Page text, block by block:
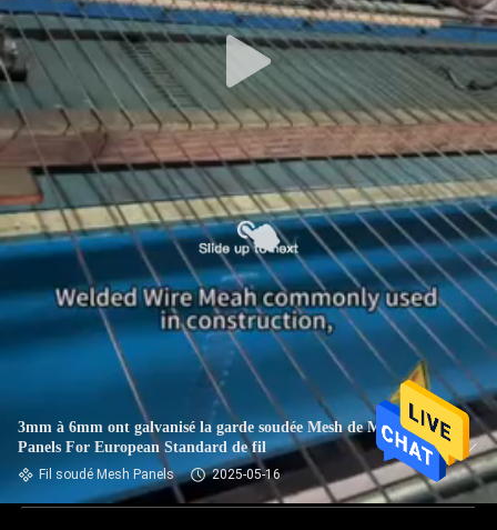
3mm à 6mm ont galvanisé la garde soudée Mesh de Mesh
Panels For European Standard de fil
Fil soudé Mesh Panels 2025-05-16